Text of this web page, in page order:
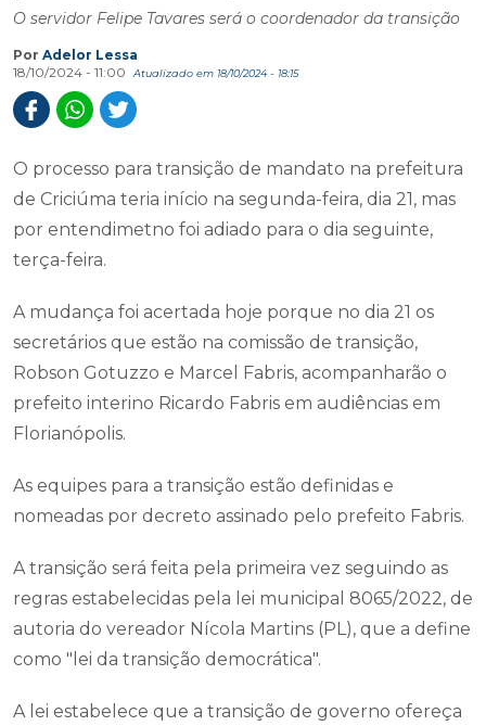
O servidor Felipe Tavares será o coordenador da transição
Por Adelor Lessa
18/10/2024 - 11:00
Atualizado em 18/10/2024 - 18:15
O processo para transição de mandato na prefeitura
de Criciúma teria início na segunda-feira, dia 21, mas
por entendimetno foi adiado para o dia seguinte,
terça-feira.
A mudança foi acertada hoje porque no dia 21 os
secretários que estão na comissão de transição,
Robson Gotuzzo e Marcel Fabris, acompanharão o
prefeito interino Ricardo Fabris em audiências em
Florianópolis.
As equipes para a transição estão definidas e
nomeadas por decreto assinado pelo prefeito Fabris.
A transição será feita pela primeira vez seguindo as
regras estabelecidas pela lei municipal 8065/2022, de
autoria do vereador Nícola Martins (PL), que a define
como "lei da transição democrática".
A lei estabelece que a transição de governo ofereça